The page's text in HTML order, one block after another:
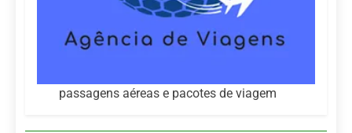
passagens aéreas e pacotes de viagem